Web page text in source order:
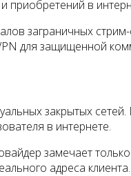
приобретений в
заграничных
для защищенной
закрытых
в интернете.
замечает
адреса клиента.